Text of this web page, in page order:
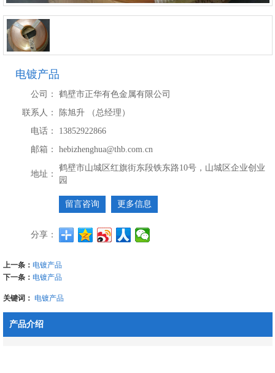
电镀产品
公司：
鹤壁市正华有色金属有限公司
联系人：
陈旭升 （总经理）
电话：
13852922866
邮箱：
hebizhenghua@thb.com.cn
地址：
鹤壁市山城区红旗街东段铁东路10号，山城区企业创业
园
留言咨询 更多信息
分享：
上一条： 电镀产品
下一条： 电镀产品
关键词： 电镀产品
产品介绍